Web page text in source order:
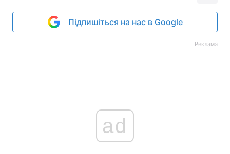
Підпишіться на нас в Google
Реклама
ad